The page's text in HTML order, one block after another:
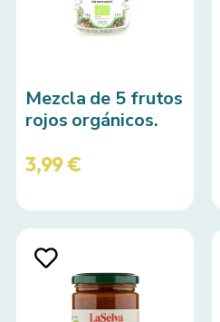
Mezcla de 5 frutos
rojos orgánicos.
3,99€